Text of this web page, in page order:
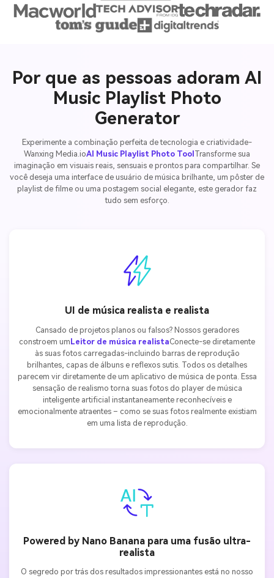
Por que as pessoas adoram AI
Music Playlist Photo
Generator
Experimente a combinação perfeita de tecnologia e criatividade-
Wanxing Media.ioAI Music Playlist Photo ToolTransforme sua
imaginação em visuais reais, sensuais e prontos para compartilhar. Se
você deseja uma interface de usuário de música brilhante, um pôster de
playlist de filme ou uma postagem social elegante, este gerador faz
tudo sem esforço.
UI de música realista e realista
Cansado de projetos planos ou falsos? Nossos geradores
constroem um Leitor de música realistaConecte-se diretamente
às suas fotos carregadas-incluindo barras de reprodução
brilhantes, capas de álbuns e reflexos sutis. Todos os detalhes
parecem vir diretamente de um aplicativo de música de ponta. Essa
sensação de realismo torna suas fotos do player de música
inteligente artificial instantaneamente reconhecíveis e
emocionalmente atraentes – como se suas fotos realmente existiam
em uma lista de reprodução.
Powered by Nano Banana para uma fusão ultra-
realista
O segredo por trás dos resultados impressionantes está no nosso